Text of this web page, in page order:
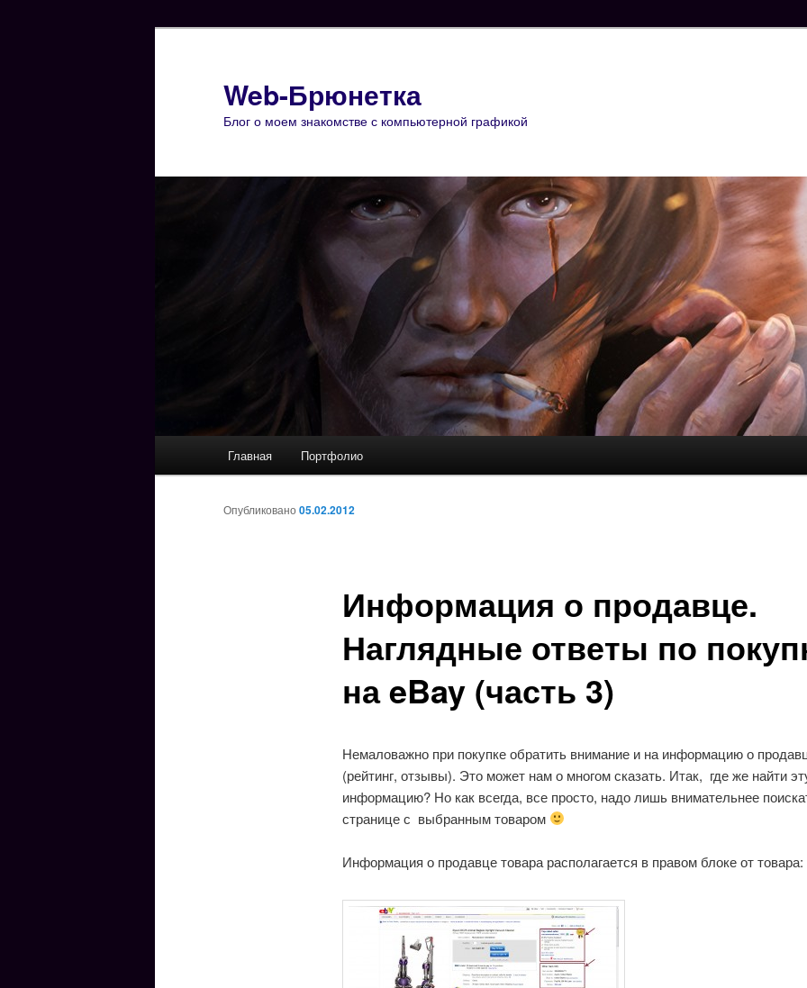
Web-Брюнетка
Блог о моем знакомстве с компьютерной графикой
Перейти
к
Главная Портфолио
Информация о продавце.
Наглядные ответы по
на eBay (часть 3)
Опубликовано 05.02.2012
Немаловажно при покупке обратить внимание и на информацию о
(рейтинг, отзывы). Это может нам о многом сказать. Итак, где же найти
информацию? Но как всегда, все просто, надо лишь внимательнее
странице с выбранным товаром
Информация о продавце товара располагается в правом блоке от товара: